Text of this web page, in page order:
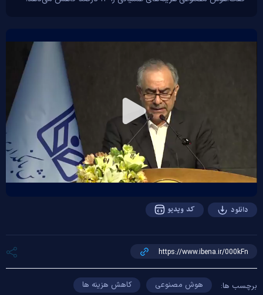
Play
Video
دانلود کد ویدیو
برچسب ها: هوش مصنوعی
کاهش هزینه ها